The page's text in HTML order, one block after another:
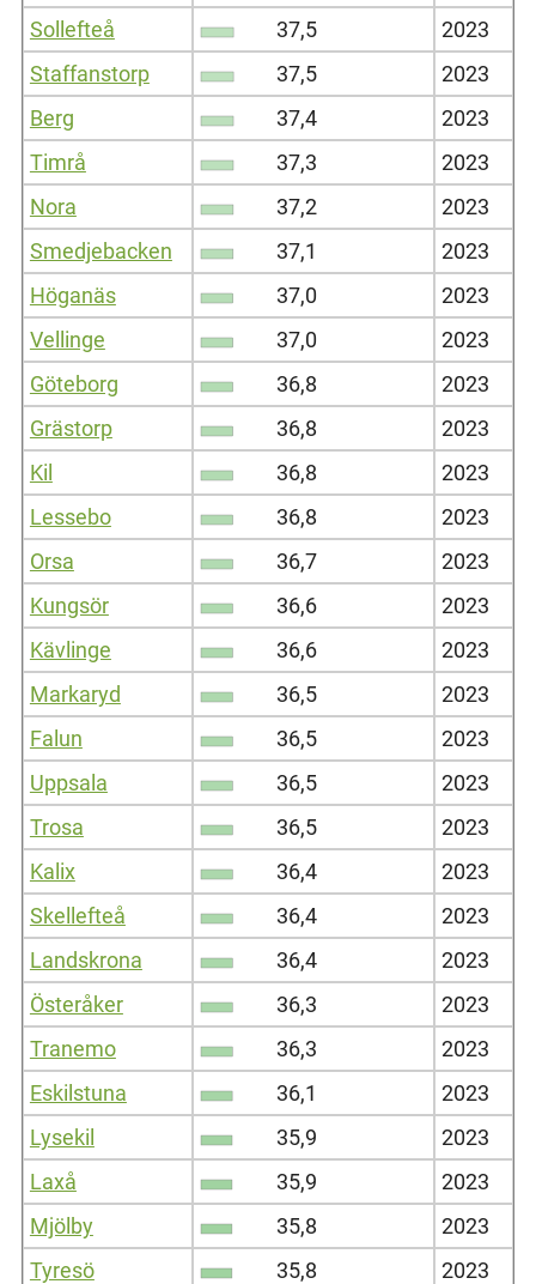
Sollefteå
37,5
2023
Staffanstorp
37,5
2023
Berg
37,4
2023
Timrå
37,3
2023
Nora
37,2
2023
Smedjebacken
37,1
2023
Höganäs
37,0
2023
Vellinge
37,0
2023
Göteborg
36,8
2023
Grästorp
36,8
2023
Kil
36,8
2023
Lessebo
36,8
2023
Orsa
36,7
2023
Kungsör
36,6
2023
Kävlinge
36,6
2023
Markaryd
36,5
2023
Falun
36,5
2023
Uppsala
36,5
2023
Trosa
36,5
2023
Kalix
36,4
2023
Skellefteå
36,4
2023
Landskrona
36,4
2023
Österåker
36,3
2023
Tranemo
36,3
2023
Eskilstuna
36,1
2023
Lysekil
35,9
2023
Laxå
35,9
2023
Mjölby
35,8
2023
Tyresö
35,8
2023